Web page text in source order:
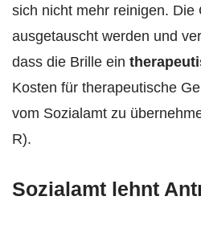
sich nicht mehr reinigen. Die
ausgetauscht werden und
dass die Brille ein
Kosten für therapeutische
vom Sozialamt zu
R).
Sozialamt lehnt